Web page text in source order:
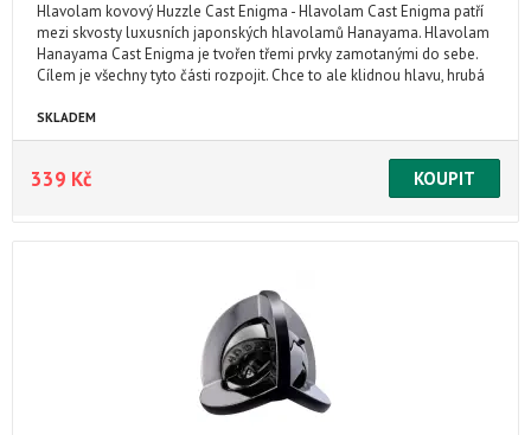
Hlavolam kovový Huzzle Cast Enigma - Hlavolam Cast Enigma patří
mezi skvosty luxusních japonských hlavolamů Hanayama. Hlavolam
Hanayama Cast Enigma je tvořen třemi prvky zamotanými do sebe.
Cílem je všechny tyto části rozpojit. Chce to ale klidnou hlavu, hrubá
zamotaly hlavu již mnoha luštitelům.
SKLADEM
339 Kč